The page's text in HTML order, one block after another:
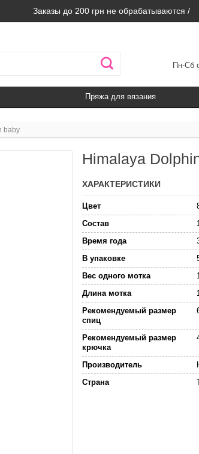
Заказы до 200 грн не обрабатываются /
Пн-Сб
Пряжа для вязания
baby
Himalaya
ХАРАКТЕРИСТИКИ
Цвет
Состав
Время года
В упаковке
Вес одного мотка
Длина мотка
Рекомендуемый размер
спиц
Рекомендуемый размер
крючка
Производитель
Страна